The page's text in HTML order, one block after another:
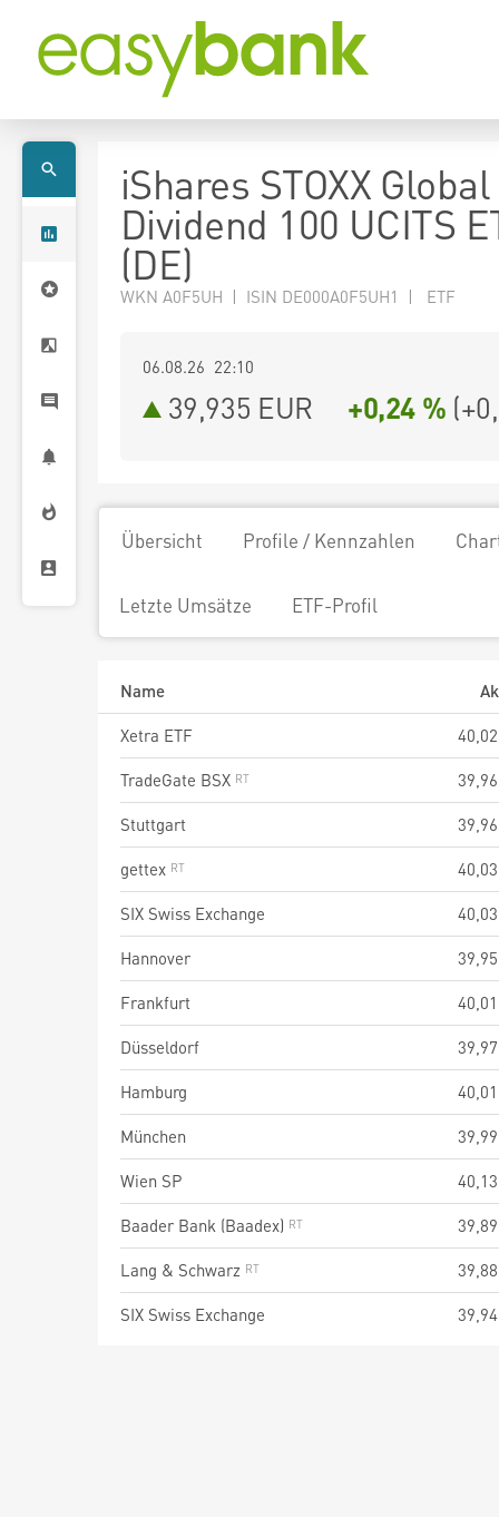
iShares STOXX
Dividend 100 UCITS
(DE)
WKN A0F5UH | ISIN DE000A0F5UH1 | ETF
06.08.26 22:10
39,935 EUR +0,24 % (
Übersicht Profile / Kennzahlen
Letzte Umsätze ETF-Profil
Name
Xetra ETF
40,02
TradeGate BSX
39,96
Stuttgart
39,96
gettex
40,03
SIX Swiss Exchange
40,03
Hannover
39,95
Frankfurt
40,01
Düsseldorf
39,97
Hamburg
40,01
München
39,99
Wien SP
40,13
Baader Bank (Baadex)
39,89
Lang & Schwarz
39,88
SIX Swiss Exchange
39,94